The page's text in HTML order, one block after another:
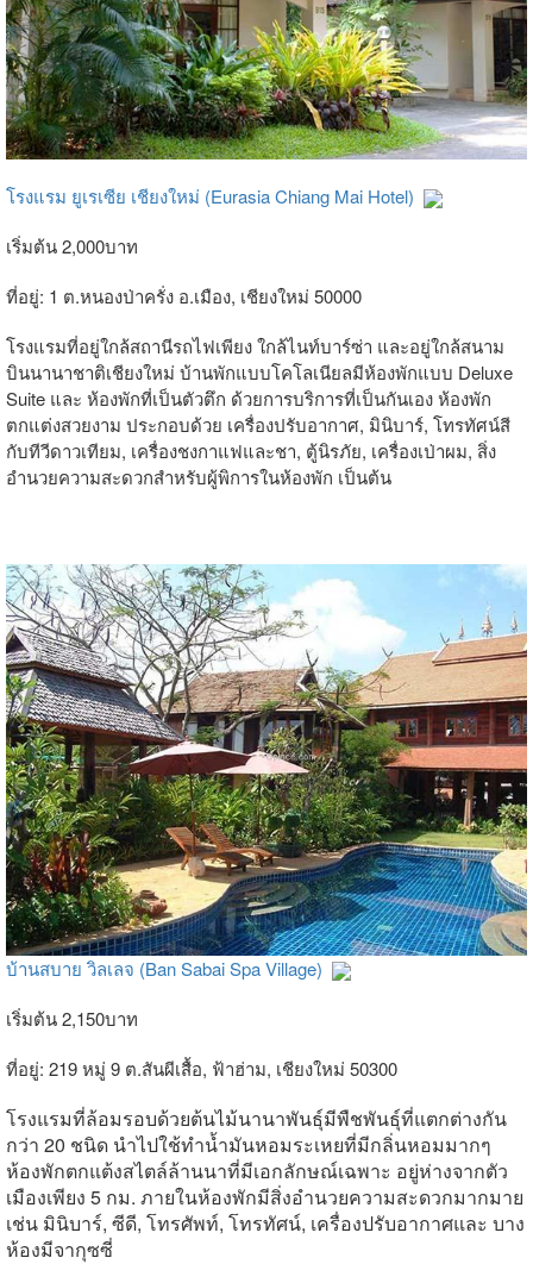
โรงแรม ยูเรเซีย เชียงใหม่ (Eurasia Chiang Mai Hotel)
เริ่มต้น 2,000บาท
ที่อยู่: 1 ต.หนองป่าครั่ง อ.เมือง, เชียงใหม่ 50000
โรงแรมที่อยู่ใกล้สถานีรถไฟเพียง ใกล้ไนท์บาร์ซ่า และอยู่ใกล้สนาม
บินนานาชาติเชียงใหม่ บ้านพักแบบโคโลเนียลมีห้องพักแบบ Deluxe
Suite และ ห้องพักที่เป็นตัวตึก ด้วยการบริการที่เป็นกันเอง ห้องพัก
ตกแต่งสวยงาม ประกอบด้วย เครื่องปรับอากาศ, มินิบาร์, โทรทัศน์สี
กับทีวีดาวเทียม, เครื่องชงกาแฟและชา, ตู้นิรภัย, เครื่องเป่าผม, สิ่ง
อำนวยความสะดวกสำหรับผู้พิการในห้องพัก เป็นต้น
บ้านสบาย วิลเลจ (Ban Sabai Spa Village)
เริ่มต้น 2,150บาท
ที่อยู่: 219 หมู่ 9 ต.สันผีเสื้อ, ฟ้าฮ่าม, เชียงใหม่ 50300
โรงแรมที่ล้อมรอบด้วยต้นไม้นานาพันธุ์มีพืชพันธุ์ที่แตกต่างกัน
กว่า 20 ชนิด นำไปใช้ทำน้ำมันหอมระเหยที่มีกลิ่นหอมมากๆ
ห้องพักตกแต้งสไตล์ล้านนาที่มีเอกลักษณ์เฉพาะ อยู่ห่างจากตัว
เมืองเพียง 5 กม. ภายในห้องพักมีสิ่งอำนวยความสะดวกมากมาย
เช่น มินิบาร์, ซีดี, โทรศัพท์, โทรทัศน์, เครื่องปรับอากาศและ บาง
ห้องมีจากุซซี่